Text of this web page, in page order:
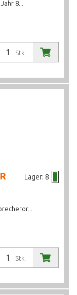
8...
Stk.
Lager: 8
Stk.